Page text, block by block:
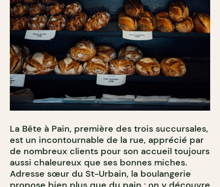
La Bête à Pain, première des trois succursales,
est un incontournable de la rue, apprécié par
de nombreux clients pour son accueil toujours
aussi chaleureux que ses bonnes miches.
Adresse sœur du St-Urbain, la boulangerie